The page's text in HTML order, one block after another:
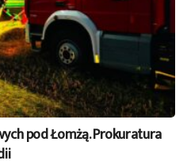
pod Łomżą. Prokuratura